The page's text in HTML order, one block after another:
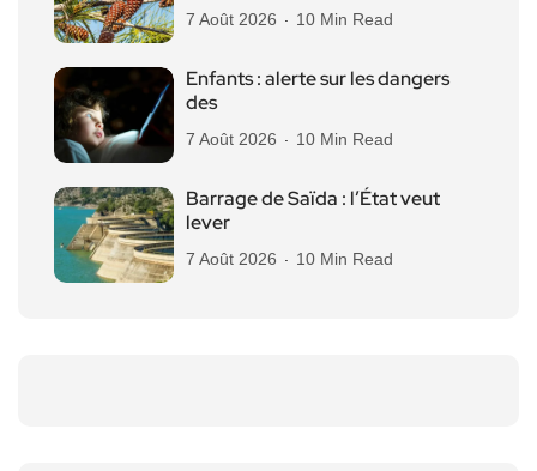
7 Août 2026 10 Min Read
Enfants : alerte sur les dangers
des
7 Août 2026 10 Min Read
Barrage de Saïda : l’État veut
lever
7 Août 2026 10 Min Read